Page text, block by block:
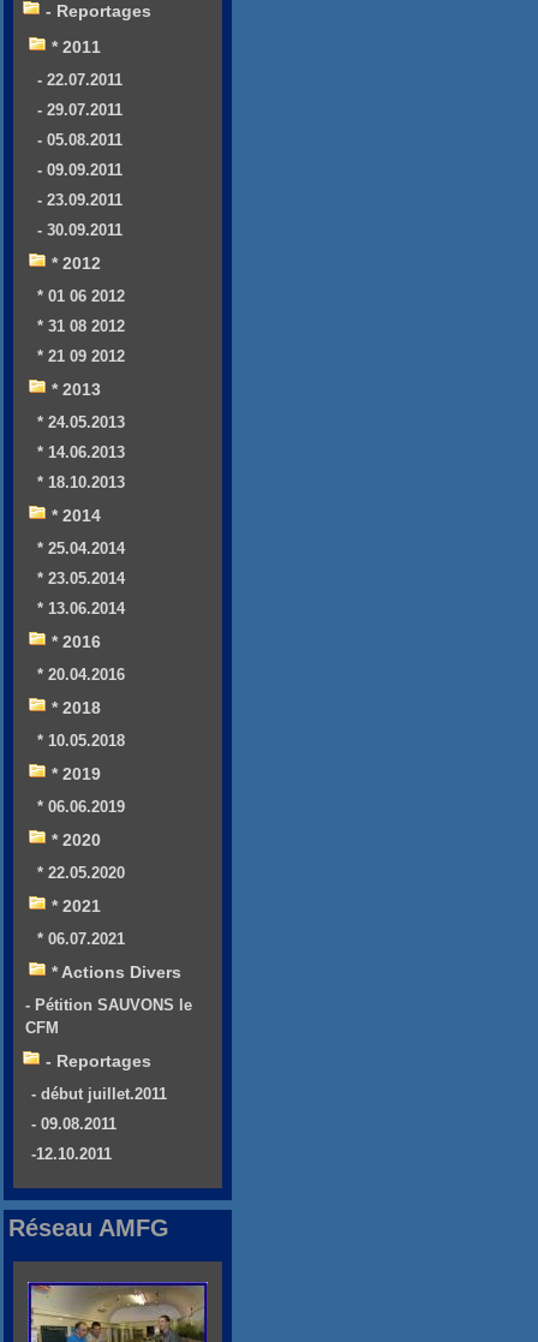
- Reportages
* 2011
- 22.07.2011
- 29.07.2011
- 05.08.2011
- 09.09.2011
- 23.09.2011
- 30.09.2011
* 2012
* 01 06 2012
* 31 08 2012
* 21 09 2012
* 2013
* 24.05.2013
* 14.06.2013
* 18.10.2013
* 2014
* 25.04.2014
* 23.05.2014
* 13.06.2014
* 2016
* 20.04.2016
* 2018
* 10.05.2018
* 2019
* 06.06.2019
* 2020
* 22.05.2020
* 2021
* 06.07.2021
* Actions Divers
- Pétition SAUVONS le
CFM
- Reportages
- début juillet.2011
- 09.08.2011
-12.10.2011
Réseau AMFG